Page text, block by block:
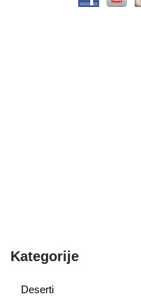
Kategorije
Deserti